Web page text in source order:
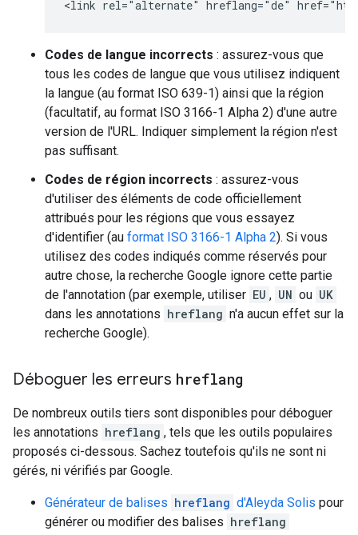
<link rel="alternate" hreflang="de"
Codes de langue incorrects : assurez-vous que
tous les codes de langue que vous utilisez indiquent
la langue (au format ISO 639-1) ainsi que la région
(facultatif, au format ISO 3166-1 Alpha 2) d'une autre
version de l'URL. Indiquer simplement la région n'est
pas suffisant.
Codes de région incorrects : assurez-vous
d'utiliser des éléments de code officiellement
attribués pour les régions que vous essayez
d'identifier (au format ISO 3166-1 Alpha 2). Si vous
utilisez des codes indiqués comme réservés pour
autre chose, la recherche Google ignore cette partie
de l'annotation (par exemple, utiliser EU , UN ou UK
dans les annotations hreflang n'a aucun effet sur la
recherche Google).
Déboguer les erreurs hreflang
De nombreux outils tiers sont disponibles pour déboguer
les annotations hreflang , tels que les outils populaires
proposés ci-dessous. Sachez toutefois qu'ils ne sont ni
gérés, ni vérifiés par Google.
Générateur de balises hreflang d'Aleyda Solis pour
générer ou modifier des balises hreflang